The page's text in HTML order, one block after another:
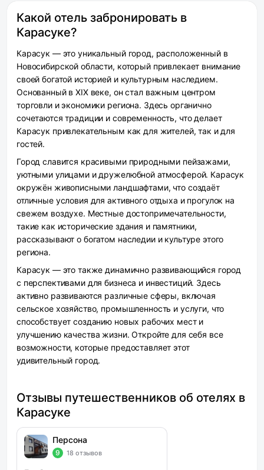
Какой отель забронировать в
Карасуке?
Карасук — это уникальный город, расположенный в
Новосибирской области, который привлекает внимание
своей богатой историей и культурным наследием.
Основанный в XIX веке, он стал важным центром
торговли и экономики региона. Здесь органично
сочетаются традиции и современность, что делает
Карасук привлекательным как для жителей, так и для
гостей.
Город славится красивыми природными пейзажами,
уютными улицами и дружелюбной атмосферой. Карасук
окружён живописными ландшафтами, что создаёт
отличные условия для активного отдыха и прогулок на
свежем воздухе. Местные достопримечательности,
такие как исторические здания и памятники,
рассказывают о богатом наследии и культуре этого
региона.
Карасук — это также динамично развивающийся город
с перспективами для бизнеса и инвестиций. Здесь
активно развиваются различные сферы, включая
сельское хозяйство, промышленность и услуги, что
способствует созданию новых рабочих мест и
улучшению качества жизни. Откройте для себя все
возможности, которые предоставляет этот
удивительный город.
Отзывы путешественников об отелях в
Карасуке
Персона
9 18 отзывов